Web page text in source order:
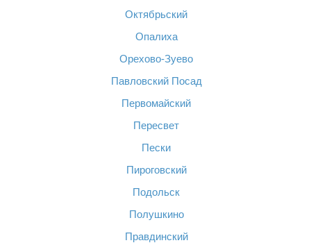
Октябрьский
Опалиха
Орехово-Зуево
Павловский Посад
Первомайский
Пересвет
Пески
Пироговский
Подольск
Полушкино
Правдинский